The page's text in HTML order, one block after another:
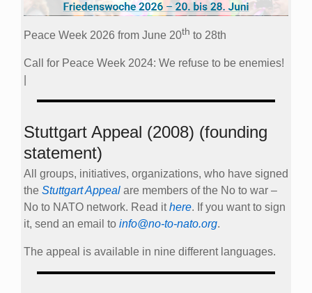
Peace Week 2026 from June 20th to 28th
Call for Peace Week 2024: We refuse to be enemies!
Stuttgart Appeal (2008) (founding
statement)
All groups, initiatives, organizations, who have signed
the Stuttgart Appeal are members of the No to war –
No to NATO network. Read ithere. If you want to sign
it, send an email to info@no-to-nato.org.
The appeal is available in nine different languages.